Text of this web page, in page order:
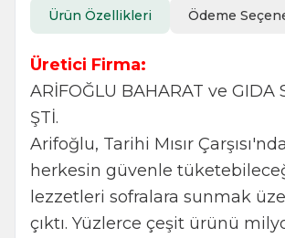
Ürün Özellikleri Ödeme
Üretici Firma:
ARİFOĞLU BAHARAT ve GIDA
ŞTİ.
Arifoğlu, Tarihi Mısır
herkesin güvenle
lezzetleri sofralara sunmak
çıktı. Yüzlerce çeşit ürünü